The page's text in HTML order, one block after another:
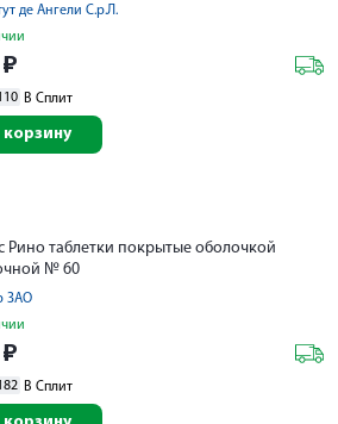
де Ангели С.р.Л.
₽
В Сплит
корзину
Рино таблетки покрытые оболочкой
№ 60
ЗАО
₽
В Сплит